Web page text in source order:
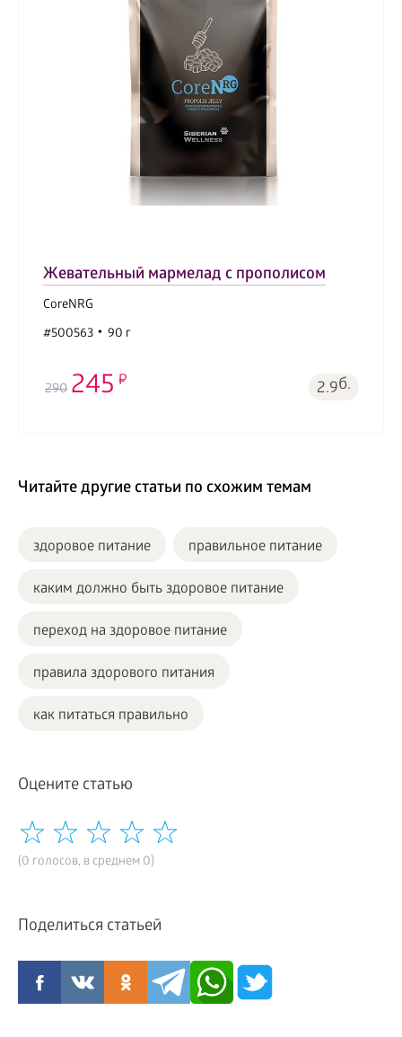
Жевательный мармелад с прополисом
CoreNRG
#500563
90 г
290 245 2.9б.
Читайте другие статьи по схожим темам
здоровое питание правильное питание
каким должно быть здоровое питание
переход на здоровое питание
правила здорового питания
как питаться правильно
Оцените статью
(0 голосов, в среднем 0)
Поделиться статьей